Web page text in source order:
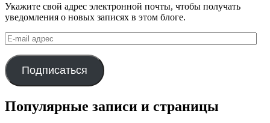
Укажите свой адрес электронной почты, чтобы получать
уведомления о новых записях в этом блоге.
E-
mail
адрес
Подписаться
Популярные записи и страницы